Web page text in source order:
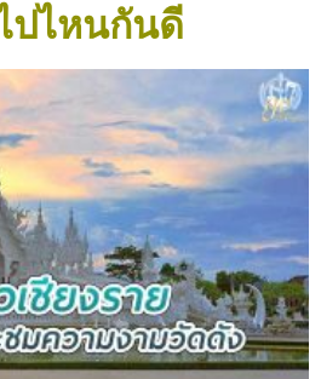
ปไหนกันดี